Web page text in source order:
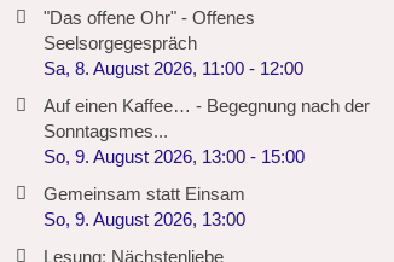
"Das offene Ohr" - Offenes
Seelsorgegespräch
Sa, 8. August 2026, 11:00- 12:00
Auf einen Kaffee… - Begegnung nach der
Sonntagsmes...
So, 9. August 2026, 13:00- 15:00
Gemeinsam statt Einsam
So, 9. August 2026, 13:00
Lesung: Nächstenliebe